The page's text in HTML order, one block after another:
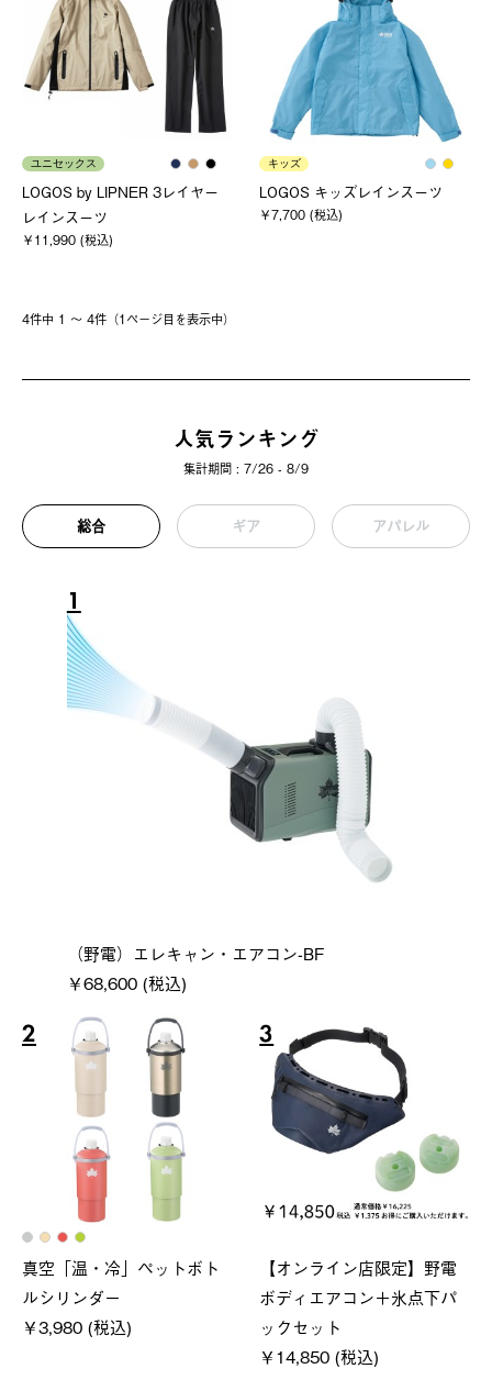
ユニセックス
LOGOS by LIPNER 3レイヤー
レインスーツ
￥11,990 (税込)
キッズ
LOGOS キッズレインスーツ
￥7,700 (税込)
4件中 1 〜 4件（1ページ⽬を表⽰中）
人気ランキング
集計期間 : 7/26 - 8/9
総合 ギア アパレル
1
（野電）エレキャン・エアコン-BF
￥68,600 (税込)
2
真空「温・冷」ペットボト
ルシリンダー
￥3,980 (税込)
3
【オンライン店限定】野電
ボディエアコン＋氷点下パ
ックセット
￥14,850 (税込)